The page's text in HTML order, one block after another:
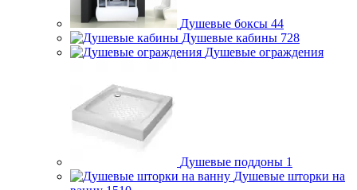
Душевые боксы 44
Душевые кабины 728
Душевые ограждения
Душевые поддоны 1
Душевые шторки на